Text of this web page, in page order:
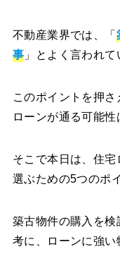
不動産業界では、「
事 」とよく言われて
このポイントを押さ
ローンが通る可能性
そこで本日は、住
選ぶための5つのポ
築古物件の購入を
考に、ローンに強い